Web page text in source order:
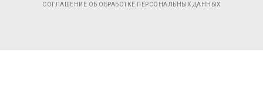
СОГЛАШЕНИЕ ОБ ОБРАБОТКЕ ПЕРСОНАЛЬНЫХ ДАННЫХ